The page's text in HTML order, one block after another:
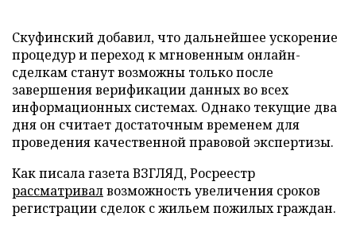
Скуфинский добавил, что дальнейшее ускорение
процедур и переход к мгновенным онлайн-
сделкам станут возможны только после
завершения верификации данных во всех
информационных системах. Однако текущие два
дня он считает достаточным временем для
проведения качественной правовой экспертизы.
Как писала газета ВЗГЛЯД, Росреестр
рассматривалвозможность увеличения сроков
регистрации сделок с жильем пожилых граждан.